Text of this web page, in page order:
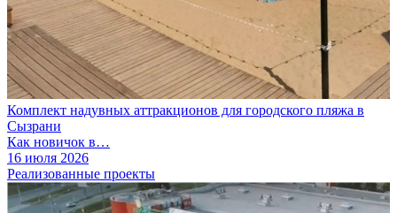
Комплект надувных аттракционов для городского пляжа в
Сызрани
Как новичок в…
16 июля 2026
Реализованные проекты